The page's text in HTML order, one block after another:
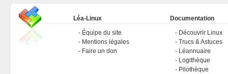
Léa-Linux
Équipe du site
Mentions légales
Faire un don
Documentation
Découvrir Linux
Trucs & Astuces
Léannuaire
Logithèque
Pilothèque